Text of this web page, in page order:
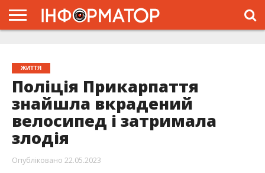
ЖИТТЯ
Поліція Прикарпаття
знайшла вкрадений
велосипед і затримала
злодія
Опубліковано 22.05.2023